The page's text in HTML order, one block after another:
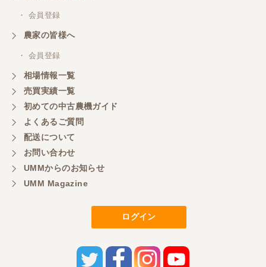
た。
三重県／山本
対応ありがとうございました。
三重県／山本
共立シュレッターを受け取りました。 状態は問題な
く、エンジンも調子がよさそうです。 ありがとうご
ざいました。
いつも色々お願いごとをしますが、 無理なお願いも
嫌な顔をせずに一生懸命頑張ってくれる中山さんに
感謝しています。ここで3台買いましたが、これから
・ 会員登録
農家の皆様へ
・ 会員登録
相場情報一覧
売買実績一覧
初めての中古農機ガイド
よくあるご質問
配送について
お問い合わせ
UMMからのお知らせ
UMM Magazine
ログイン